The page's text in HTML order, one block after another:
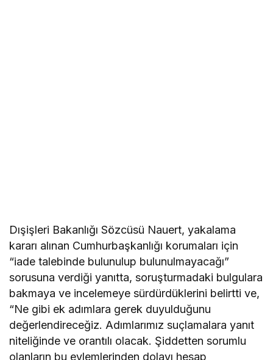
Dışişleri Bakanlığı Sözcüsü Nauert, yakalama
kararı alınan Cumhurbaşkanlığı korumaları için
“iade talebinde bulunulup bulunulmayacağı”
sorusuna verdiği yanıtta, soruşturmadaki bulgulara
bakmaya ve incelemeye sürdürdüklerini belirtti ve,
“Ne gibi ek adımlara gerek duyulduğunu
değerlendireceğiz. Adımlarımız suçlamalara yanıt
niteliğinde ve orantılı olacak. Şiddetten sorumlu
olanların bu eylemlerinden dolayı hesap